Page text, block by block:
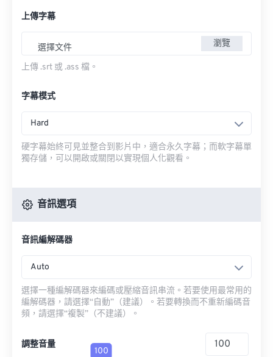
上傳字幕
選擇文件 瀏覽
上傳 .srt 或 .ass 檔。
字幕模式
Hard
硬字幕始終可見並整合到影片中，適合永久字幕；而軟字幕單
獨存儲，可以開啟或關閉以實現個人化觀看。
音訊選項
音訊編解碼器
Auto
選擇一種編解碼器來編碼或壓縮音訊串流。若要使用最常用的
編解碼器，請選擇“自動”（建議）。若要轉換而不重新編碼音
頻，請選擇“複製”（不建議）。
調整音量
100